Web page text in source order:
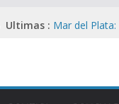
Ultimas : Mar del
Cohete de